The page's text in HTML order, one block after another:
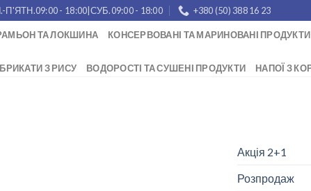
П'ЯТН.09:00 - 18:00|СУБ.09:00 - 18:00 +380 (50) 388 16 23
ТА ЛОКШИНА КОНСЕРВОВАНІ ТА МАРИНОВАНІ ПРОДУКТИ
З РИСУ ВОДОРОСТІ ТА СУШЕНІ ПРОДУКТИ НАПОЇ З
Акція 2+1
Розпродаж